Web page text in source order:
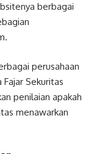
berbagai
perusahaan
Sekuritas
penilaian apakah
menawarkan